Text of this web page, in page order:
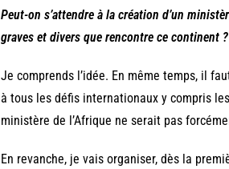
Peut-on s’attendre à la création d’un
graves et divers que rencontre ce continent ?
Je comprends l’idée. En même temps, il
à tous les défis internationaux y compris
ministère de l’Afrique ne serait pas
En revanche, je vais organiser, dès la